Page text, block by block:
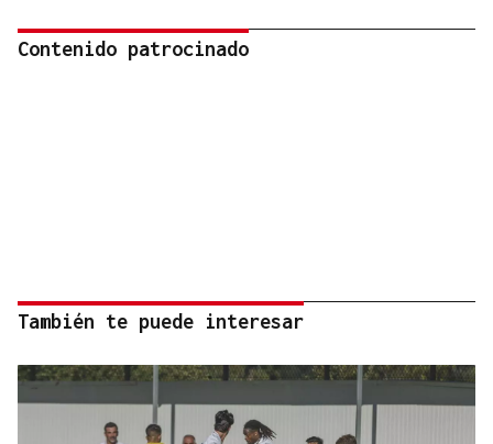
Contenido patrocinado
También te puede interesar